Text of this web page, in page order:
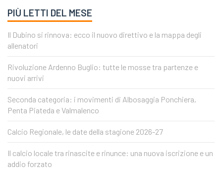
PIÙ LETTI DEL MESE
Il Dubino si rinnova: ecco il nuovo direttivo e la mappa degli
allenatori
Rivoluzione Ardenno Buglio: tutte le mosse tra partenze e
nuovi arrivi
Seconda categoria: i movimenti di Albosaggia Ponchiera,
Penta Piateda e Valmalenco
Calcio Regionale, le date della stagione 2026-27
Il calcio locale tra rinascite e rinunce: una nuova iscrizione e un
addio forzato